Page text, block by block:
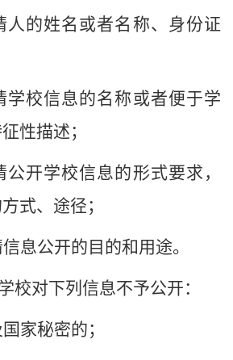
人的姓名或者名称、身份证
学校信息的名称或者便于学
性描述；
公开学校信息的形式要求，
式、途径；
信息公开的目的和用途。
校对下列信息不予公开：
家秘密的；